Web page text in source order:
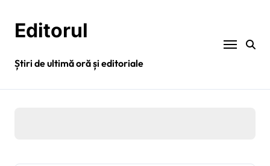
conținutEditorul
Știri de ultimă oră și editoriale